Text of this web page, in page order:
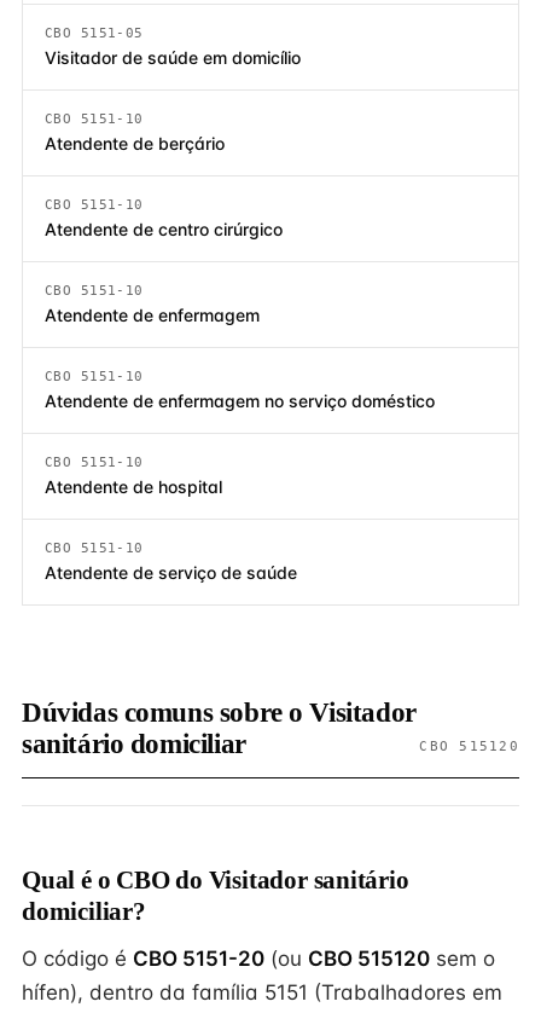
CBO 5151-05
Visitador de saúde em domicílio
CBO 5151-10
Atendente de berçário
CBO 5151-10
Atendente de centro cirúrgico
CBO 5151-10
Atendente de enfermagem
CBO 5151-10
Atendente de enfermagem no serviço doméstico
CBO 5151-10
Atendente de hospital
CBO 5151-10
Atendente de serviço de saúde
Dúvidas comuns sobre o Visitador
sanitário domiciliar
CBO 515120
Qual é o CBO do Visitador sanitário
domiciliar?
O código é CBO 5151-20 (ou CBO 515120 sem o
hífen), dentro da família 5151 (Trabalhadores em